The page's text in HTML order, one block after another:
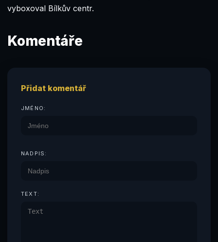
vyboxoval Bílkův centr.
Komentáře
Přidat komentář
JMÉNO:
NADPIS:
TEXT: